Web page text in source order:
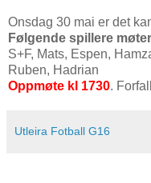
Onsdag 30 mai er det
Følgende spillere møter
S+F, Mats, Espen,
Ruben, Hadrian
Oppmøte kl 1730.
Utleira Fotball G16